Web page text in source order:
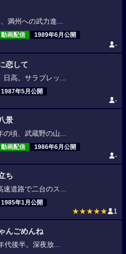
満州への武力進...
動画配信 1989年6月公開
-
恋して
日高。サラブレッ...
1987年5月公開
-
景
の頃、武蔵野の山...
動画配信 1986年6月公開
-
ち
速道路で二台のス...
1985年1月公開
★★★★★ 1
んごめんね
代後半。深夜放...